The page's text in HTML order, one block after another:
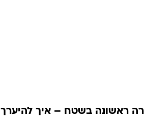
ראשונה בשטח – איך להיערך